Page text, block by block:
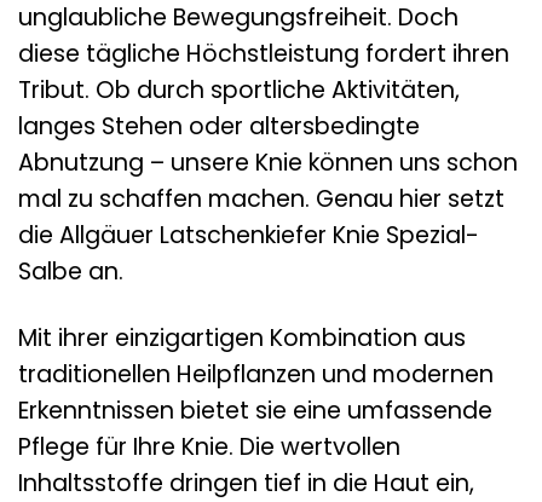
unglaubliche Bewegungsfreiheit. Doch
diese tägliche Höchstleistung fordert ihren
Tribut. Ob durch sportliche Aktivitäten,
langes Stehen oder altersbedingte
Abnutzung – unsere Knie können uns schon
mal zu schaffen machen. Genau hier setzt
die Allgäuer Latschenkiefer Knie Spezial-
Salbe an.
Mit ihrer einzigartigen Kombination aus
traditionellen Heilpflanzen und modernen
Erkenntnissen bietet sie eine umfassende
Pflege für Ihre Knie. Die wertvollen
Inhaltsstoffe dringen tief in die Haut ein,